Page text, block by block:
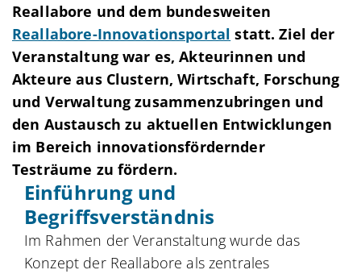
Reallabore und dem bundesweiten
Reallabore-Innovationsportal statt. Ziel der
Veranstaltung war es, Akteurinnen und
Akteure aus Clustern, Wirtschaft, Forschung
und Verwaltung zusammenzubringen und
den Austausch zu aktuellen Entwicklungen
im Bereich innovationsfördernder
Testräume zu fördern.
Einführung und
Begriffsverständnis
Im Rahmen der Veranstaltung wurde das
Konzept der Reallabore als zentrales